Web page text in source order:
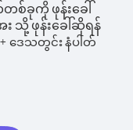
စ်ခုကို ဖုန်းခေါ်
သို့ ဖုန်းခေါ်ဆိုရန်
+ ဒေသတွင်း နံပါတ်